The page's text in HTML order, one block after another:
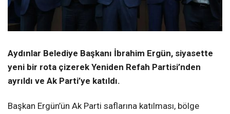
Aydınlar Belediye Başkanı İbrahim Ergün, siyasette
yeni bir rota çizerek Yeniden Refah Partisi’nden
ayrıldı ve Ak Parti’ye katıldı.
Başkan Ergün’ün Ak Parti saflarına katılması, bölge